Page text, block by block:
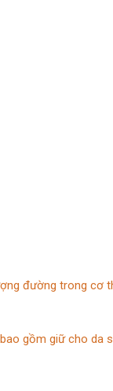
đường trong cơ
gồm giữ cho